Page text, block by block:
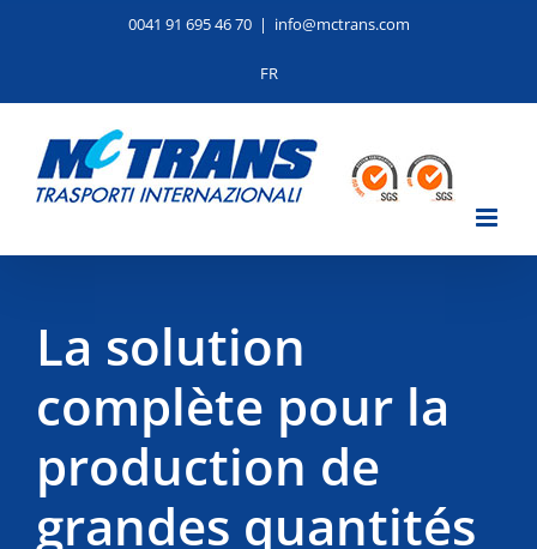
0041 91 695 46 70 | info@mctrans.com
FR
La solution
complète pour la
production de
grandes quantités